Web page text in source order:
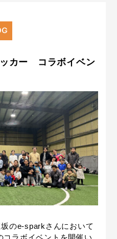
カー コラボイベン
のe-sparkさんにおいて
ラボイベントを開催い